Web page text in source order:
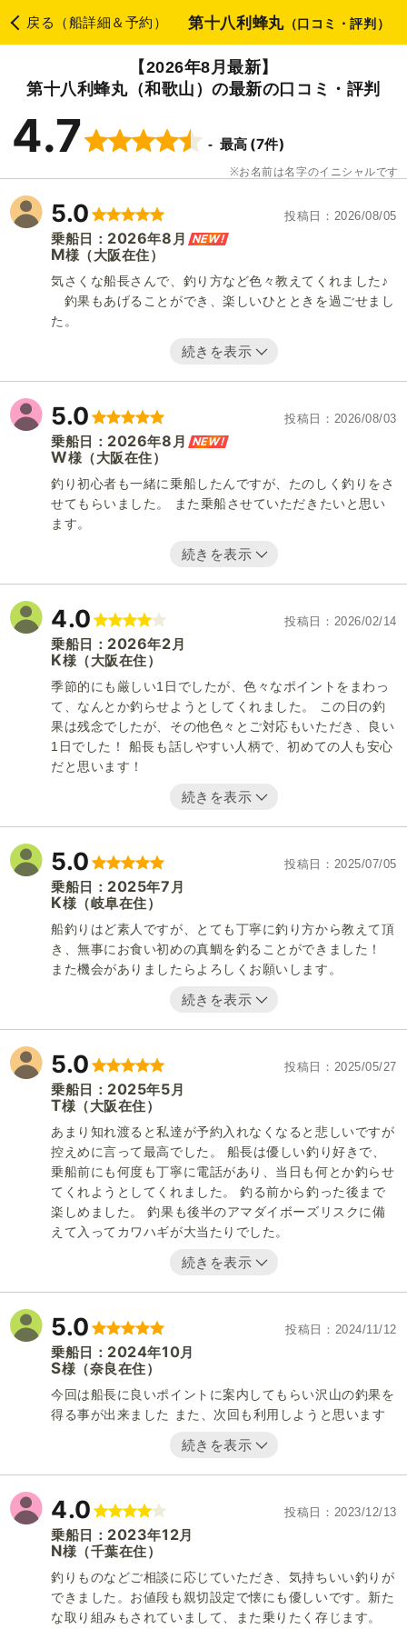
戻る（船詳細＆予約） 第十八利蜂丸（口コミ・評判）
【2026年8月最新】
第十八利蜂丸（和歌山）の最新の口コミ・評判
4.7 最高 (7件)
お名前は名字のイニシャルです
5.0 投稿日 2026/08/05
乗船日： 2026年8 月 NEW!
M様 （大阪在住）
気さくな船長さんで、釣り方など色々教えてくれました♪
釣果もあげることができ、楽しいひとときを過ごせまし
た。
続きを表示
5.0 投稿日 2026/08/03
乗船日： 2026年8 月 NEW!
W様 （大阪在住）
釣り初心者も一緒に乗船したんですが、たのしく釣りをさ
せてもらいました。 また乗船させていただきたいと思い
ます。
続きを表示
4.0 投稿日 2026/02/14
乗船日： 2026年2 月
K様 （大阪在住）
季節的にも厳しい1日でしたが、色々なポイントをまわっ
て、なんとか釣らせようとしてくれました。 この日の釣
果は残念でしたが、その他色々とご対応もいただき、良い
1日でした！ 船長も話しやすい人柄で、初めての人も安心
だと思います！
続きを表示
5.0 投稿日 2025/07/05
乗船日： 2025年7 月
K様 （岐阜在住）
船釣りはど素人ですが、とても丁寧に釣り方から教えて頂
き、無事にお食い初めの真鯛を釣ることができました！
また機会がありましたらよろしくお願いします。
続きを表示
5.0 投稿日 2025/05/27
乗船日： 2025年5 月
T様 （大阪在住）
あまり知れ渡ると私達が予約入れなくなると悲しいですが
控えめに言って最高でした。 船長は優しい釣り好きで、
乗船前にも何度も丁寧に電話があり、当日も何とか釣らせ
てくれようとしてくれました。 釣る前から釣った後まで
楽しめました。 釣果も後半のアマダイボーズリスクに備
えて入ってカワハギが大当たりでした。
続きを表示
5.0 投稿日 2024/11/12
乗船日： 2024年10月
S様 （奈良在住）
今回は船長に良いポイントに案内してもらい沢山の釣果を
得る事が出来ました また、次回も利用しようと思います
続きを表示
4.0 投稿日 2023/12/13
乗船日： 2023年12月
N様 （千葉在住）
釣りものなどご相談に応じていただき、気持ちいい釣りが
できました。お値段も親切設定で懐にも優しいです。新た
な取り組みもされていまして、また乗りたく存じます。